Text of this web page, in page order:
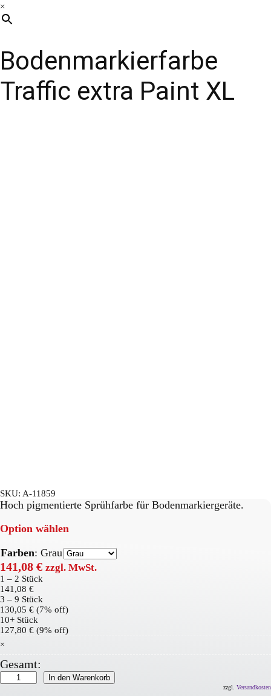
×
Bodenmarkierfarbe
Traffic extra Paint XL
SKU: A-11859
Hoch pigmentierte Sprühfarbe für Bodenmarkiergeräte.
Option wählen
Farben: Grau
141,08 € zzgl. MwSt.
1 – 2 Stück
141,08 €
3 – 9 Stück
130,05 € (7% off)
10+ Stück
127,80 € (9% off)
×
Gesamt:
Bodenmarkierfarbe
Traffic
In den Warenkorb
zzgl. Versandkosten